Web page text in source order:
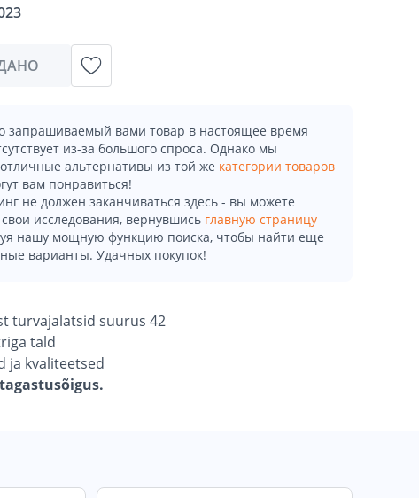
запрашиваемый вами товар в настоящее время
из-за большого спроса. Однако мы
альтернативы из той же категории товаров
вам понравиться!
не должен заканчиваться здесь - вы можете
исследования, вернувшись главную страницу
нашу мощную функцию поиска, чтобы найти еще
варианты. Удачных покупок!
turvajalatsid suurus 42
tald
ja kvaliteetsed